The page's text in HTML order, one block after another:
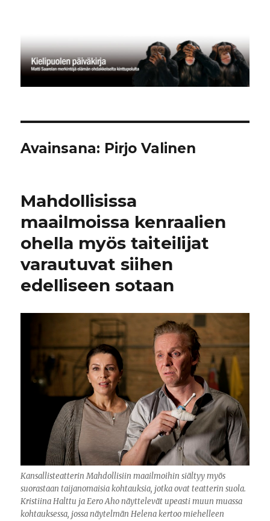
Avainsana: Pirjo Valinen
Mahdollisissa
maailmoissa kenraalien
ohella myös taiteilijat
varautuvat siihen
edelliseen sotaan
Kansallisteatterin Mahdollisiin maailmoihin siältyy myös
suorastaan taijanomaisia kohtauksia, jotka ovat teatterin suola.
Kristiina Halttu ja Eero Aho näyttelevät upeasti muun muassa
kohtauksessa, jossa näytelmän Helena kertoo miehelleen